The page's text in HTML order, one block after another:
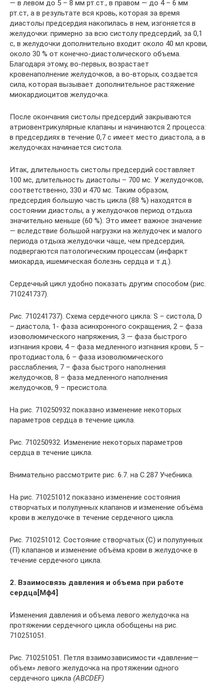
— в левом до 5 – 8 мм рт.ст., в правом — до 4 – 6 мм
рт.ст, а в результате вся кровь, которая за время
диастолы предсердия накопилась в нем, изгоняется в
желудочки: примерно за всю систолу предсердий, за 0,1
с, в желудочки дополнительно входит около 40 мл крови,
около 30 % от конечно-диастолического объема.
Благодаря этому, во-первых, возрастает
кровенаполнение желудочков, а во-вторых, создается
сила, которая вызывает дополнительное растяжение
миокардиоцитов желудочка.
После окончания систолы предсердий закрываются
атриовентрикулярные клапаны и начинаются 2 процесса:
в предсердиях в течение 0,7 с имеет место диастола, а в
желудочках начинается систола.
Итак, длительность систолы предсердий составляет
100 мс, длительность диастолы – 700 мс. У желудочков,
соответственно, 330 и 470 мс. Таким образом,
предсердия большую часть цикла (88 %) находятся в
состоянии диастолы, а у желудочков период отдыха
значительно меньше (60 %). Это имеет важное значение
— вследствие большой нагрузки на желудочек и малого
периода отдыха желудочки чаще, чем предсердия,
подвергаются патологическим процессам (инфаркт
миокарда, ишемическая болезнь сердца и т.д.).
Сердечный цикл удобно показать другим способом (рис.
710241737).
Рис. 710241737). Схема сердечного цикла: S – систола, D
– диастола, 1- фаза асинхронного сокращения, 2 – фаза
изоволюмического напряжения, 3 — фаза быстрого
изгнания крови, 4 – фаза медленного изгнания крови, 5 –
протодиастола, 6 – фаза изоволюмического
расслабления, 7 – фаза быстрого наполнения
желудочков, 8 – фаза медленного наполнения
желудочков, 9 – пресистола.
На рис. 710250932 показано изменение некоторых
параметров сердца в течение цикла.
Рис. 710250932. Изменение некоторых параметров
сердца в течение цикла.
Внимательно рассмотрите рис. 6.7. на С.287 Учебника.
На рис. 710251012 показано изменение состояния
створчатых и полулунных клапанов и изменение объёма
крови в желудочке в течение сердечного цикла.
Рис. 710251012. Состояние створчатых (С) и полулунных
(П) клапанов и изменение объёма крови в желудочке в
течение сердечного цикла.
2. Взаимосвязь давления и объема при работе
сердца[Мф4]
Изменения давления и объема левого желудочка на
протяжении сердечного цикла обобщены на рис.
710251051.
Рис. 710251051. Петля взаимозависимости «давление—
объем» ле­вого желудочка на протяжении одного
сердечного цикла (ABCDEF)